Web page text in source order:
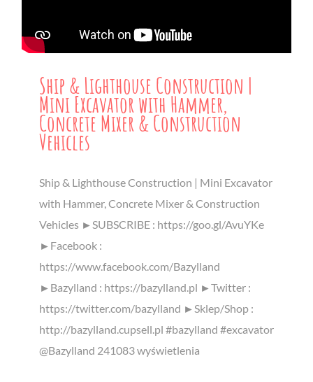
Ship & Lighthouse Construction |
Mini Excavator with Hammer,
Concrete Mixer & Construction
Vehicles
Ship & Lighthouse Construction | Mini Excavator
with Hammer, Concrete Mixer & Construction
Vehicles ►SUBSCRIBE : https://goo.gl/AvuYKe
►Facebook :
https://www.facebook.com/Bazylland
►Bazylland : https://bazylland.pl ►Twitter :
https://twitter.com/bazylland ►Sklep/Shop :
http://bazylland.cupsell.pl #bazylland #excavator
@Bazylland 241083 wyświetlenia